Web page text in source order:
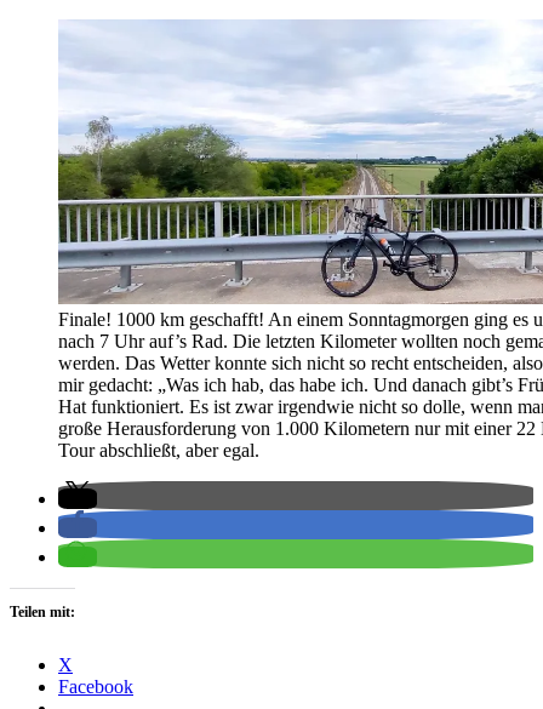
Finale! 1000 km geschafft! An einem Sonntagmorgen ging es
nach 7 Uhr auf’s Rad. Die letzten Kilometer wollten noch
werden. Das Wetter konnte sich nicht so recht entscheiden,
mir gedacht: „Was ich hab, das habe ich. Und danach gibt’s
Hat funktioniert. Es ist zwar irgendwie nicht so dolle, wenn
große Herausforderung von 1.000 Kilometern nur mit einer
Tour abschließt, aber egal.
Teilen mit:
X
Facebook